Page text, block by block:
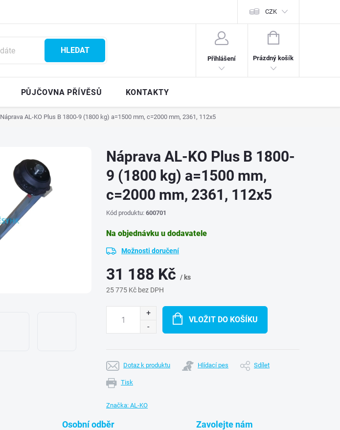
CZK
HLEDAT
Přihlášení
NÁKUPNÍ
Prázdný košík
PŮJČOVNA PŘÍVĚSŮ KONTAKTY
Náprava AL-KO Plus B 1800-9 (1800 kg) a=1500 mm, c=2000 mm, 2361, 112x5
Náprava AL-KO Plus B 1800-
9 (1800 kg) a=1500 mm,
c=2000 mm, 2361, 112x5
Kód produktu: 600701
Na objednávku u dodavatele
Možnosti doručení
31 188 Kč / ks
25 775 Kč bez DPH
VLOŽIT DO KOŠÍKU
Tisk
Dotaz k produktu Hlídací pes Sdílet
Značka: AL-KO
Osobní odběr Zavolejte nám